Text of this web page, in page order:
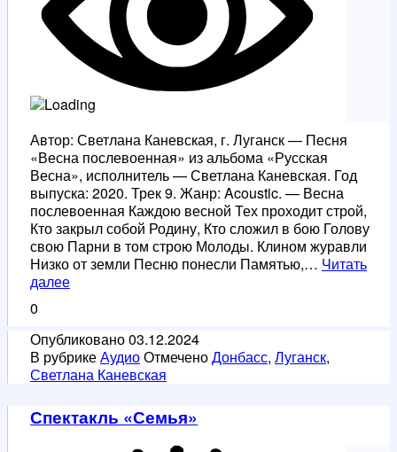
Автор: Светлана Каневская, г. Луганск — Песня
«Весна послевоенная» из альбома «Русская
Весна», исполнитель — Светлана Каневская. Год
выпуска: 2020. Трек 9. Жанр: Acoustic. — Весна
послевоенная Каждою весной Тех проходит строй,
Кто закрыл собой Родину, Кто сложил в бою Голову
свою Парни в том строю Молоды. Клином журавли
Низко от земли Песню понесли Памятью,… Читать
далееВесна
0
Опубликовано03.12.2024
В рубрикеАудиоОтмеченоДонбасс, Луганск,
Светлана Каневская
Спектакль «Семья»